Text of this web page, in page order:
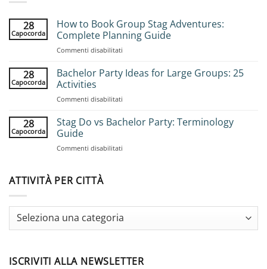
28
Capocorda
How to Book Group Stag Adventures:
Complete Planning Guide
Commenti disabilitati
to
Complete
28
Capocorda
Bachelor Party Ideas for Large Groups: 25
Activities
Commenti disabilitati
Party
28
Capocorda
Stag Do vs Bachelor Party: Terminology
Guide
Commenti disabilitati
Terminology
Guide
ATTIVITÀ PER CITTÀ
ISCRIVITI ALLA NEWSLETTER